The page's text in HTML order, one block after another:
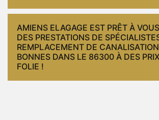
AMIENS ELAGAGE EST PRÊT À
DES PRESTATIONS DE
REMPLACEMENT DE
BONNES DANS LE 86300 À DES
FOLIE !